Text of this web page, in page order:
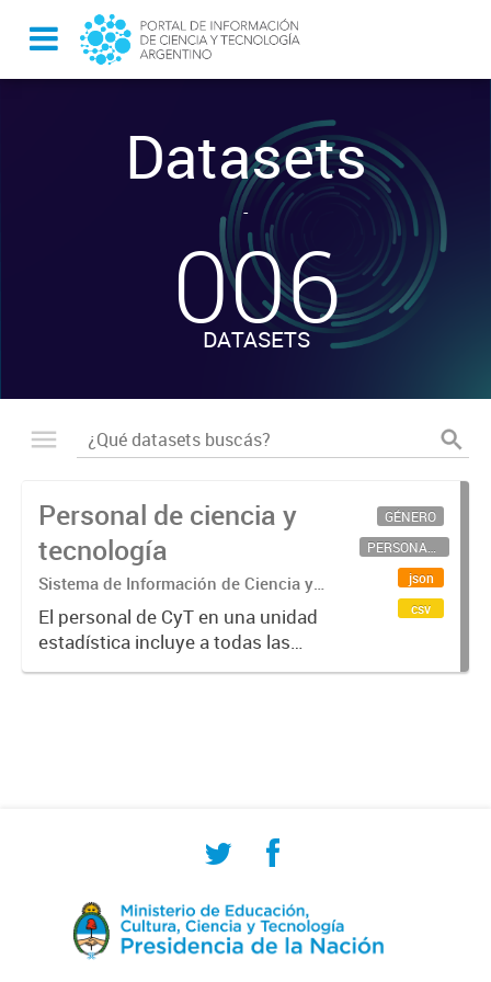
Datasets
-
006
DATASETS
Personal de ciencia y
tecnología
Sistema de Información de Ciencia y
Tecnología Argentino (SICYTAR)
El personal de CyT en una unidad
estadística incluye a todas las
personas involucradas
GÉNERO
PERSONAL CIENTÍFICO-TECNOLÓGICO
json
csv